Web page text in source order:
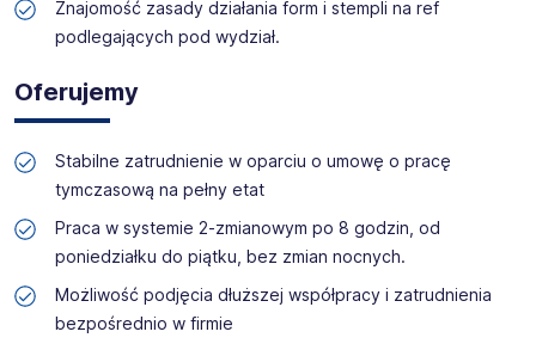
Znajomość zasady działania form i stempli na ref
podlegających pod wydział.
Oferujemy
Stabilne zatrudnienie w oparciu o umowę o pracę
tymczasową na pełny etat
Praca w systemie 2-zmianowym po 8 godzin, od
poniedziałku do piątku, bez zmian nocnych.
Możliwość podjęcia dłuższej współpracy i zatrudnienia
bezpośrednio w firmie